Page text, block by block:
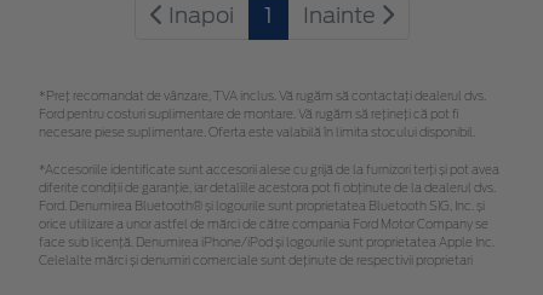
Inapoi 1 Inainte
*Preţ recomandat de vânzare, TVA inclus. Vă rugăm să contactaţi dealerul dvs.
Ford pentru costuri suplimentare de montare. Vă rugăm să rețineți că pot fi
necesare piese suplimentare. Oferta este valabilă în limita stocului disponibil.
*Accesoriile identificate sunt accesorii alese cu grijă de la furnizori terți și pot avea
diferite condiții de garanție, iar detaliile acestora pot fi obținute de la dealerul dvs.
Ford. Denumirea Bluetooth® și logourile sunt proprietatea Bluetooth SIG, Inc. și
orice utilizare a unor astfel de mărci de către compania Ford Motor Company se
face sub licență. Denumirea iPhone/iPod și logourile sunt proprietatea Apple Inc.
Celelalte mărci și denumiri comerciale sunt deținute de respectivii proprietari